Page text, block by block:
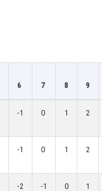
6 7 8 9
-1 0 1 2
-1 0 1 2
-2 -1 0 1